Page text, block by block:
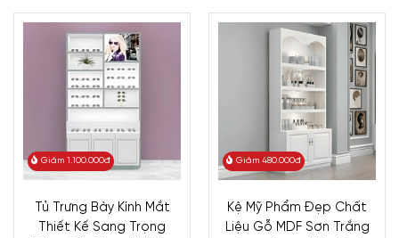
Giảm 1.100.000đ
Tủ Trưng Bày Kính Mắt
Thiết Kế Sang Trọng
Giảm 480.000đ
Kệ Mỹ Phẩm Đẹp Chất
Liệu Gỗ MDF Sơn Trắng